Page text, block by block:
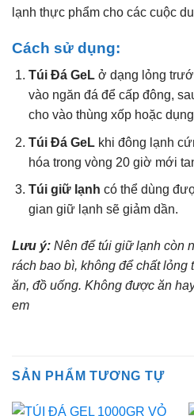
lạnh thực phẩm cho các cuộc
Cách sử dụng:
Túi Đá GeLở dạng lỏng
vào ngăn đá để cấp đông,
cho vào thùng xốp hoặc
Túi Đá GeLkhi đông lạnh
hóa trong vòng 20 giờ mới
Túi giữ lạnh có thể dùng
gian giữ lạnh sẽ giảm dần.
Lưu ý: Nên để túi giữ lạnh còn
rách bao bì, không để chất lỏng
ăn, đồ uống. Không được ăn
em
SẢN PHẨM TƯƠNG TỰ